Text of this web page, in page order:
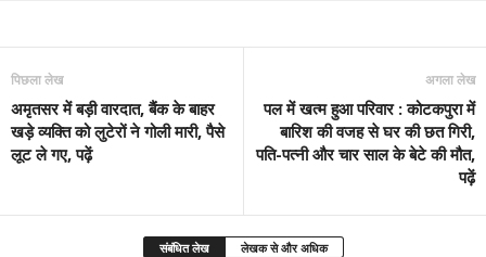
पिछला लेख
अमृतसर में बड़ी वारदात, बैंक के बाहर
खड़े व्यक्ति को लुटेरों ने गोली मारी, पैसे
लूट ले गए, पढ़ें
अगला लेख
पल में खत्म हुआ परिवार : कोटकपुरा में
बारिश की वजह से घर की छत गिरी,
पति-पत्नी और चार साल के बेटे की मौत,
पढ़ें
संबंधित लेख लेखक से और अधिक